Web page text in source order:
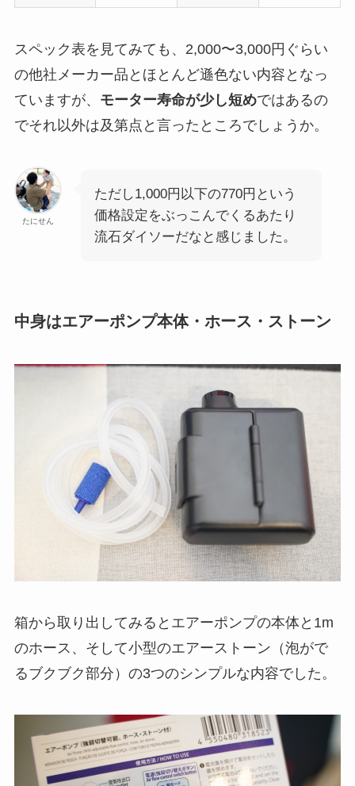
スペック表を見てみても、2,000〜3,000円ぐらい
の他社メーカー品とほとんど遜色ない内容となっ
ていますが、 モーター寿命が少し短めではあるの
でそれ以外は及第点と言ったところでしょうか。
たにせん
ただし1,000円以下の770円という
価格設定をぶっこんでくるあたり
流石ダイソーだなと感じました。
中身はエアーポンプ本体・ホース・ストーン
箱から取り出してみるとエアーポンプの本体と1m
のホース、そして小型のエアーストーン（泡がで
るブクブク部分）の3つのシンプルな内容でした。